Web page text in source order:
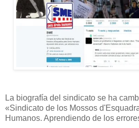
La biografía del sindicato se ha
«Sindicato de los Mossos
Humanos. Aprendiendo de los